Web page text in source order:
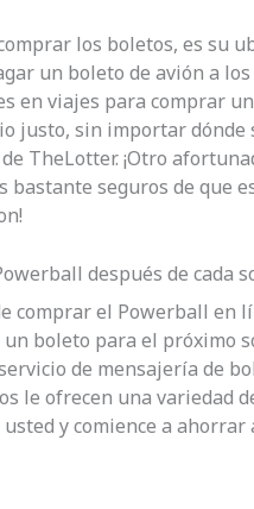
los boletos, es su
un boleto de avión a
en viajes para comprar
justo, sin importar dónde
TheLotter. ¡Otro
bastante seguros de
después de cada
comprar el Powerball en
boleto para el próximo
de mensajería de
le ofrecen una variedad
y comience a ahorrar